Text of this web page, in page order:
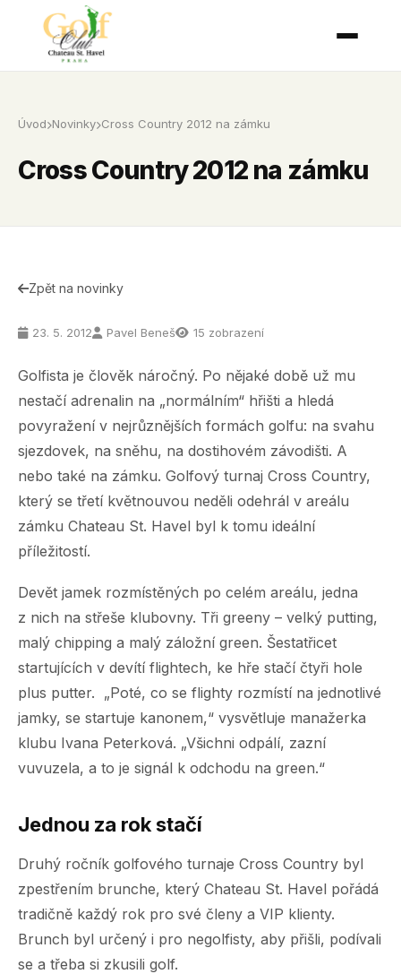
Úvod Novinky Cross Country 2012 na zámku
Cross Country 2012 na zámku
Zpět na novinky
23. 5. 2012 Pavel Beneš 15 zobrazení
Golfista je člověk náročný. Po nějaké době už mu
nestačí adrenalin na „normálním“ hřišti a hledá
povyražení v nejrůznějších formách golfu: na svahu
sjezdovek, na sněhu, na dostihovém závodišti. A
nebo také na zámku. Golfový turnaj Cross Country,
který se třetí květnouvou neděli odehrál v areálu
zámku Chateau St. Havel byl k tomu ideální
příležitostí.
Devět jamek rozmístěných po celém areálu, jedna
z nich na střeše klubovny. Tři greeny – velký putting,
malý chipping a malý záložní green. Šestatřicet
startujících v devítí flightech, ke hře stačí čtyři hole
plus putter. „Poté, co se flighty rozmístí na jednotlivé
jamky, se startuje kanonem,“ vysvětluje manažerka
klubu Ivana Peterková. „Všichni odpálí, zazní
vuvuzela, a to je signál k odchodu na green.“
Jednou za rok stačí
Druhý ročník golfového turnaje Cross Country byl
zpestřením brunche, který Chateau St. Havel pořádá
tradičně každý rok pro své členy a VIP klienty.
Brunch byl určený i pro negolfisty, aby přišli, podívali
se a třeba si zkusili golf.